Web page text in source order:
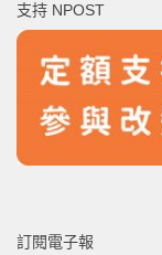
字:
支持 NPOST
訂閱電子報